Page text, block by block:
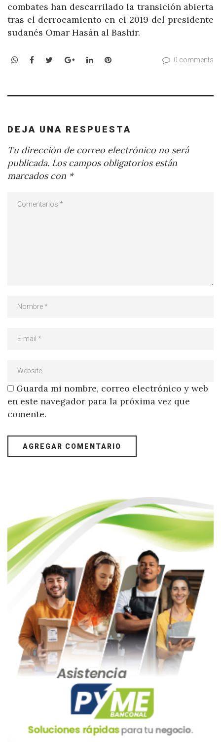
combates han descarrilado la transición abierta
tras el derrocamiento en el 2019 del presidente
sudanés Omar Hasán al Bashir.
WhatsApp
Facebook
TwitterGoogle+LinkedInPinterest 0 comments
DEJA UNA RESPUESTA
Tu dirección de correo electrónico no será
publicada. Los campos obligatorios están
marcados con *
Guarda mi nombre, correo electrónico y web
en este navegador para la próxima vez que
comente.